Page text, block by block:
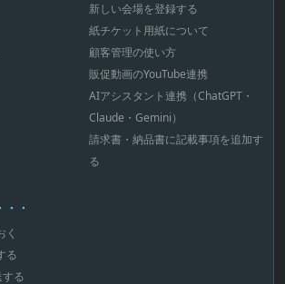
新しい会場を登録する
紙チケット用紙について
顧客管理の使い方
販促動画のYouTube連携
AIアシスタント連携（ChatGPT・
Claude・Gemini）
請求書・納品書に記載事項を追加す
る
・
く
る
る